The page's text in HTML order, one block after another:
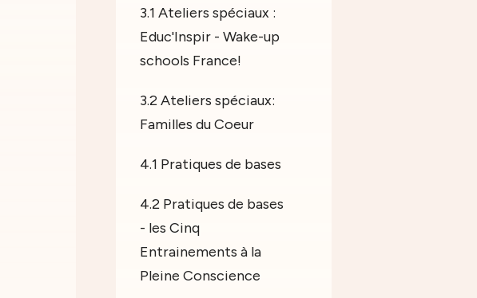
3.1 Ateliers spéciaux :
Educ'Inspir - Wake-up
schools France!
3.2 Ateliers spéciaux:
Familles du Coeur
4.1 Pratiques de bases
4.2 Pratiques de bases
- les Cinq
Entrainements à la
Pleine Conscience